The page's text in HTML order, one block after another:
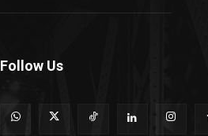
Follow Us